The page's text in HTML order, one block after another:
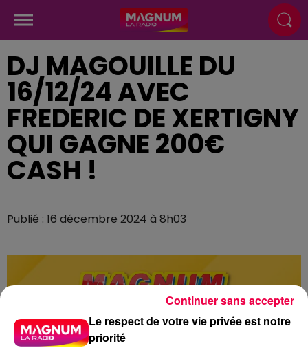
DJ MAGOUILLE DU
16/12/24 AVEC
FREDERIC DE XERTIGNY
QUI GAGNE 200€
CASH !
Publié : 16 décembre 2024 à 8h03
Le respect de votre vie privée est notre
priorité
Continuer sans accepter